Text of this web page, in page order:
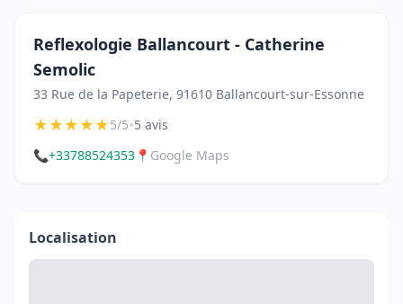
Reflexologie Ballancourt - Catherine
Semolic
33 Rue de la Papeterie, 91610 Ballancourt-sur-Essonne
★★★★★5/5•5 avis
📞+33788524353 📍 Google Maps
Localisation